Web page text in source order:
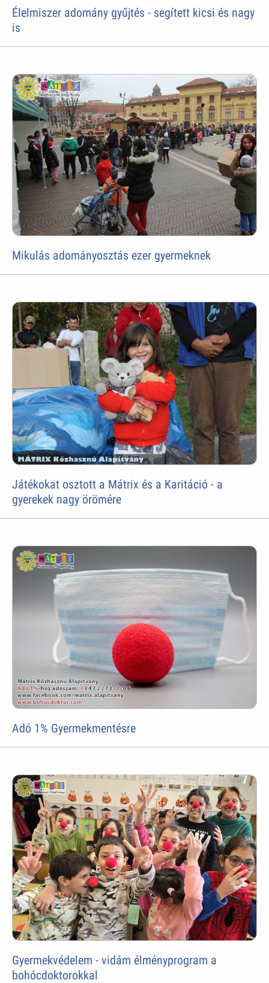
Élelmiszer adomány gyűjtés - segített kicsi és nagy
is
Mikulás adományosztás ezer gyermeknek
Játékokat osztott a Mátrix és a Karitáció - a
gyerekek nagy örömére
Adó 1% Gyermekmentésre
Gyermekvédelem - vidám élményprogram a
bohócdoktorokkal